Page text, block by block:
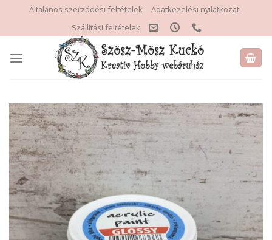
content
Általános szerződési feltételek
Adatkezelési nyilatkozat
Szállítási feltételek